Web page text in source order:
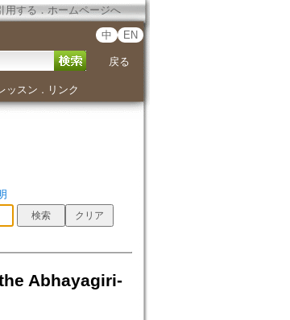
用する ． ホームページへ
中 EN
戻る
ッスン ． リンク
Abhayagiri-